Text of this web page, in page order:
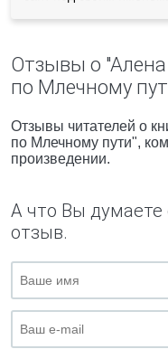
Отзывы о
по Млечному
Отзывы читателей о
по Млечному пути",
произведении.
А что Вы думаете
отзыв.